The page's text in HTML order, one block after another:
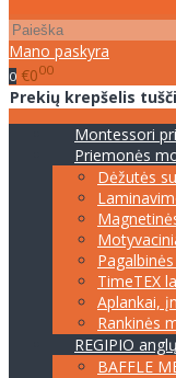
Mano paskyra
0 €000
Prekių krepšelis
Montessori
Priemonės
Dėžutės
TimeTEX
Aplankai,
Rankinės
REGIPIO
BAFFLE